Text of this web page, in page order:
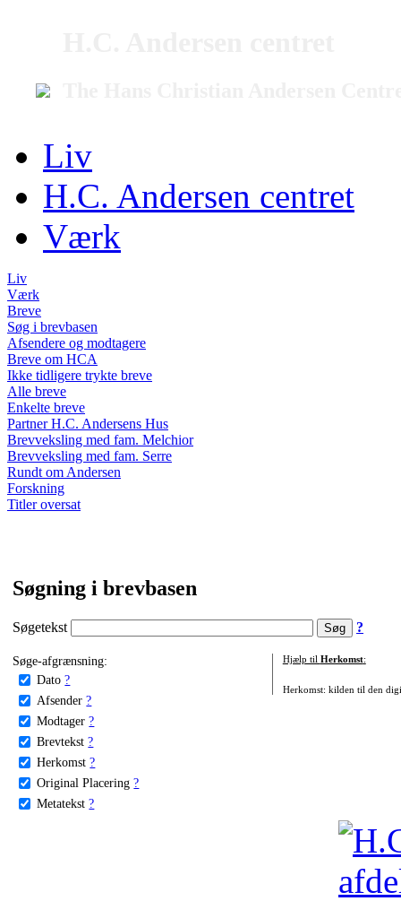
Liv
H.C. Andersen centret
Værk
Liv
Værk
Breve
Søg i brevbasen
Afsendere og modtagere
Breve om HCA
Ikke tidligere trykte breve
Alle breve
Enkelte breve
Partner H.C. Andersens Hus
Brevveksling med fam. Melchior
Brevveksling med fam. Serre
Rundt om Andersen
Forskning
Titler oversat
Søgning i brevbasen
Søgetekst ?
Søge-afgrænsning:
Dato ?
Afsender ?
Modtager ?
Brevtekst ?
Herkomst ?
Original Placering ?
Metatekst ?
Hjælp til Herkomst:
Herkomst: kilden til den